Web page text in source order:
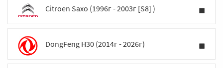
Citroen Saxo (1996г - 2003г [S8] )
DongFeng H30 (2014г - 2026г)